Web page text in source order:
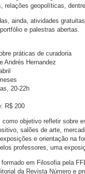
relações geopolíticas,
ainda, atividades
e palestras abertas.
práticas de curadoria
Andrés Hernandez
20-22h
R$ 200
como objetivo refletir sobre
salões de arte,
e orientação na
professores, uma
em Filosofia pela
da Revista Número e